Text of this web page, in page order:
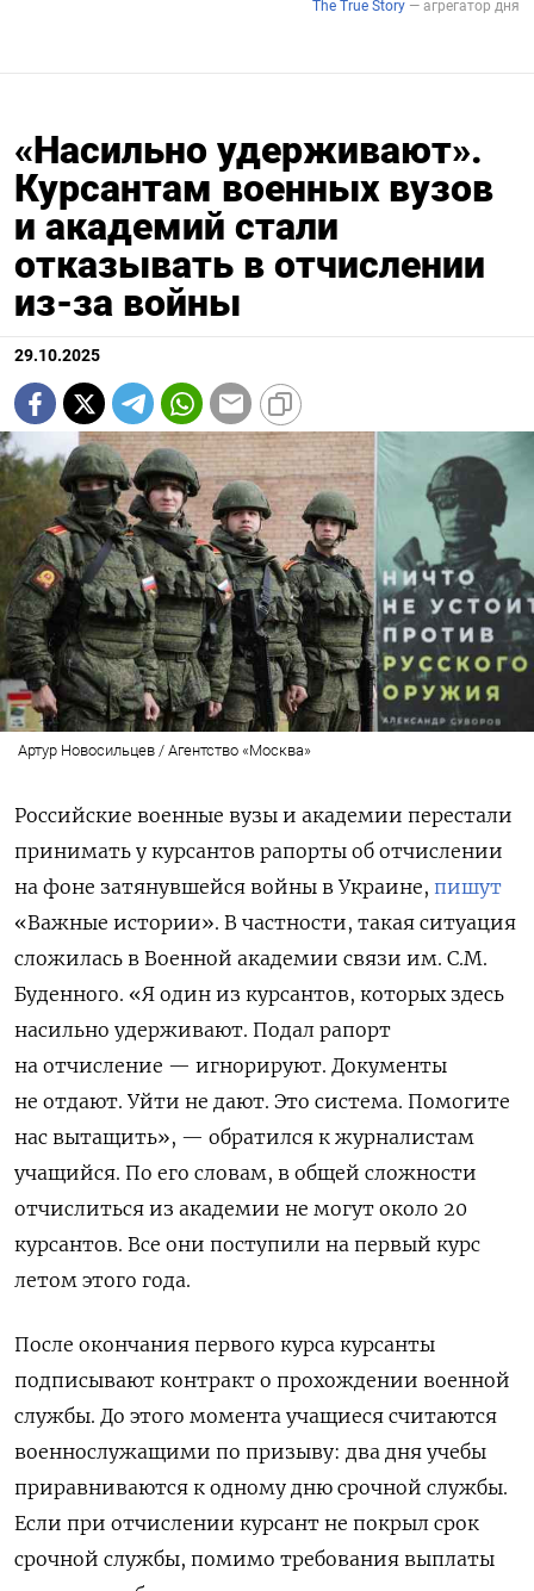
«Насильно удерживают».
Курсантам военных вузов
и академий стали
отказывать в отчислении
из-за войны
29.10.2025
Артур Новосильцев / Агентство «Москва»
Российские военные вузы и академии перестали
принимать у курсантов рапорты об отчислении
на фоне затянувшейся войны в Украине, пишут
«Важные истории». В частности, такая ситуация
сложилась в Военной академии связи им. С.М.
Буденного. «Я один из курсантов, которых здесь
насильно удерживают. Подал рапорт
на отчисление — игнорируют. Документы
не отдают. Уйти не дают. Это система. Помогите
нас вытащить», — обратился к журналистам
учащийся. По его словам, в общей сложности
отчислиться из академии не могут около 20
курсантов. Все они поступили на первый курс
летом этого года.
После окончания первого курса курсанты
подписывают контракт о прохождении военной
службы. До этого момента учащиеся считаются
военнослужащими по призыву: два дня учебы
приравниваются к одному дню срочной службы.
Если при отчислении курсант не покрыл срок
срочной службы, помимо требования выплаты